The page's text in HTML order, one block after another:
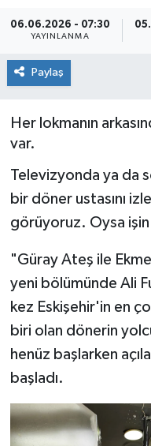
06.06.2026 - 07:30
YAYINLANMA
Paylaş
Her lokmanın
var.
Televizyonda ya da
bir döner ustasını
görüyoruz. Oysa
"Güray Ateş ile
yeni bölümünde Ali
kez Eskişehir'in en
biri olan dönerin
henüz başlarken
başladı.
Siyaset